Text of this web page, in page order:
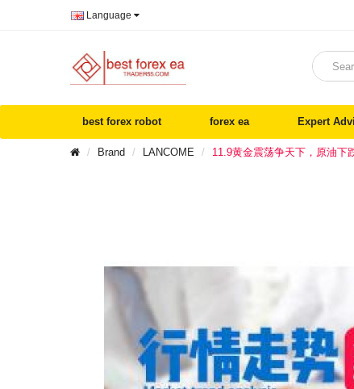
Language
best forex robot forex ea Expert
Brand LANCOME 11.9黄金震荡争天下，原油下